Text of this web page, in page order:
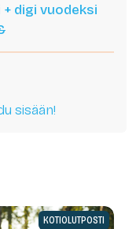
digi vuodeksi
sisään!
KOTIOLUTPOSTI